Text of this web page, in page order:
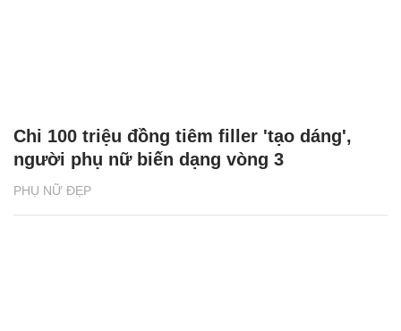
PHỤ NỮ ĐẸP
Chi 100 triệu đồng tiêm filler 'tạo dáng',
người phụ nữ biến dạng vòng 3